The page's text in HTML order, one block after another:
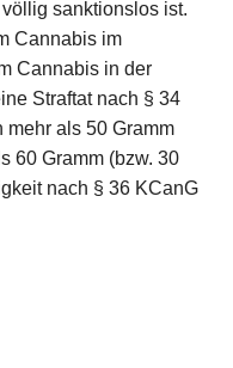
sanktionslos ist.
Cannabis im
Cannabis in der
Straftat nach § 34
mehr als 50 Gramm
60 Gramm (bzw. 30
nach § 36 KCanG